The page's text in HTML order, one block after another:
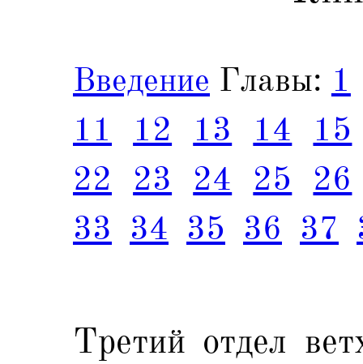
Введение Главы: 1
11
12 13 14
15
22
23 24 25
26
33 34 35 36 37
Третий отдел